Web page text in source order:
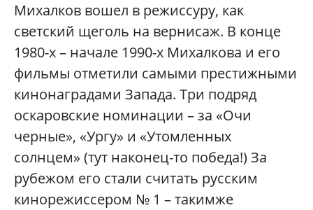
Михалков вошел в режиссуру, как
светский щеголь на вернисаж. В конце
1980-х – начале 1990-х Михалкова и его
фильмы отметили самыми престижными
кинонаградами Запада. Три подряд
оскаровские номинации – за «Очи
черные», «Ургу» и «Утомленных
солнцем» (тут наконец-то победа!) За
рубежом его стали считать русским
кинорежиссером № 1 – такимже